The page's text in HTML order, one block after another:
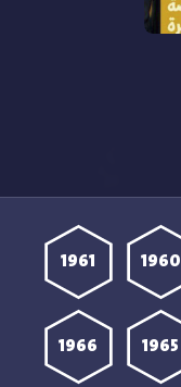
1960
1961
1965
1966